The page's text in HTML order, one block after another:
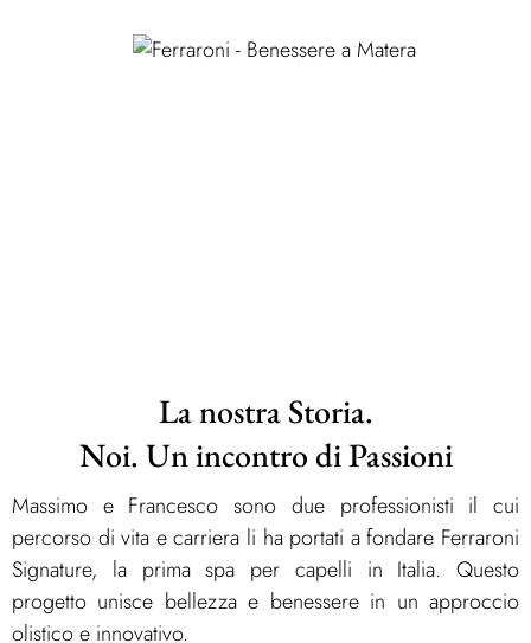
La nostra Storia.
Noi. Un incontro di Passioni
Massimo e Francesco sono due professionisti il cui
percorso di vita e carriera li ha portati a fondare Ferraroni
Signature, la prima spa per capelli in Italia. Questo
progetto unisce bellezza e benessere in un approccio
olistico e innovativo.